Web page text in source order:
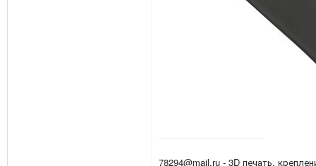
78294@mail.ru - 3D печать,